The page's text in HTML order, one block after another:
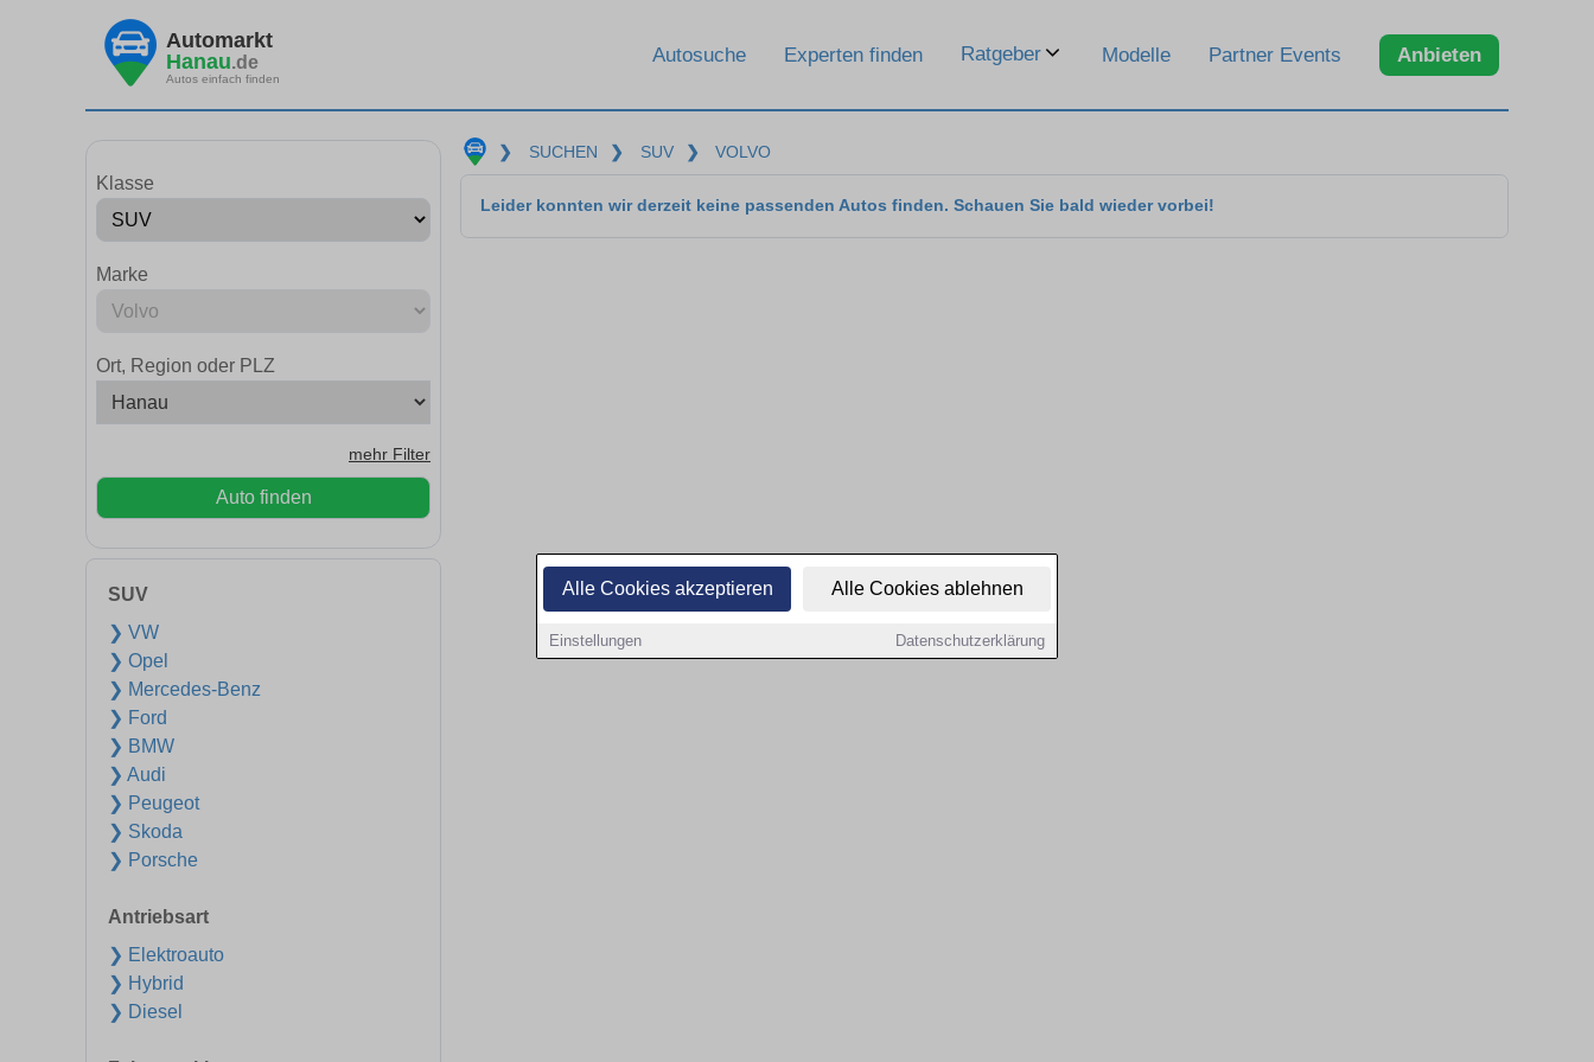
Alle Cookies akzeptieren Alle Cookies ablehnen
Einstellungen Datenschutzerklärung
Automarkt
Hanau.de
Autos einfach finden
Autosuche Experten finden Ratgeber Modelle Partner Events Anbieten
Klasse
Marke
Ort, Region oder PLZ
mehr Filter
Auto finden
SUV
❯ VW
❯ Opel
❯ Mercedes-Benz
❯ Ford
❯ BMW
❯ Audi
❯ Peugeot
❯ Skoda
❯ Porsche
Antriebsart
❯ Elektroauto
❯ Hybrid
❯ Diesel
❯ SUCHEN ❯ SUV ❯ VOLVO
Leider konnten wir derzeit keine passenden Autos finden. Schauen Sie bald wieder vorbei!